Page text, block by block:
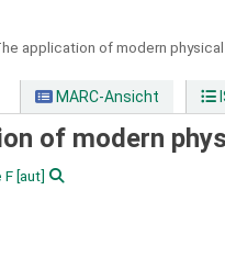
application of modern
MARC-Ansicht
of modern
F[aut]